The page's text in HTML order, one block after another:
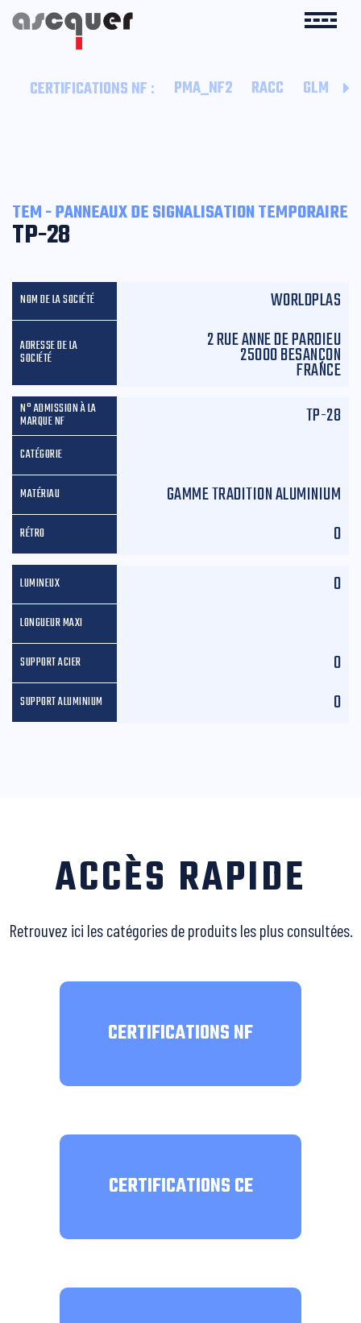
CERTIFICATIONS NF : PMA_NF2 RACC GLM
TEM - PANNEAUX DE SIGNALISATION TEMPORAIRE
TP-28
WORLDPLAS
2 RUE ANNE DE PARDIEU
25000 BESANÇON
FRANCE
TP-28
GAMME TRADITION ALUMINIUM
0
0
0
0
ACCÈS RAPIDE
Retrouvez ici les catégories de produits les plus consultées.
CERTIFICATIONS NF
CERTIFICATIONS CE